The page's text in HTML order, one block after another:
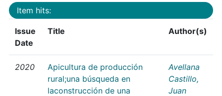
Item hits:
Issue
Date
Title Author(s)
2020
Apicultura de producción
rural;una búsqueda en
laconstrucción de una
Avellana
Castillo,
Juan